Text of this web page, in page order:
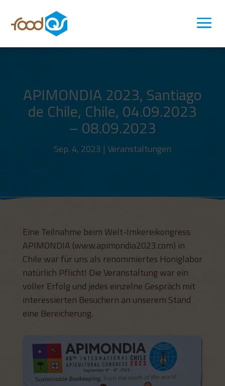
APIMONDIA 2023, Santiago
de Chile, Chile, 04.09.2023
– 08.09.2023
Sep. 4, 2023 | Veranstaltungen
Eine Teilnahme beim Welt-Imkereikongress
APIMONDIA (www.apimondia2023.com) in
Chile war für uns als renommiertes Honiglabor
natürlich Pflicht! Die Veranstaltung war ein
voller Erfolg und jedes einzelne Gespräch mit
interessierten Besuchern an unserem Stand
eine Bereicherung.